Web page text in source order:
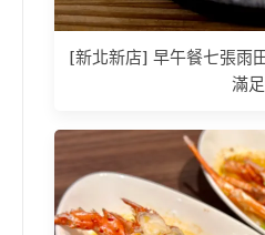
[新北新店] 早午餐七張雨
滿足